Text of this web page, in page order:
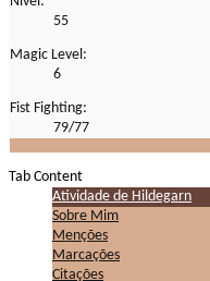
55
Magic Level:
6
Fist Fighting:
79/77
Tab Content
Atividade de Hildegarn
Sobre Mim
Menções
Marcações
Citações